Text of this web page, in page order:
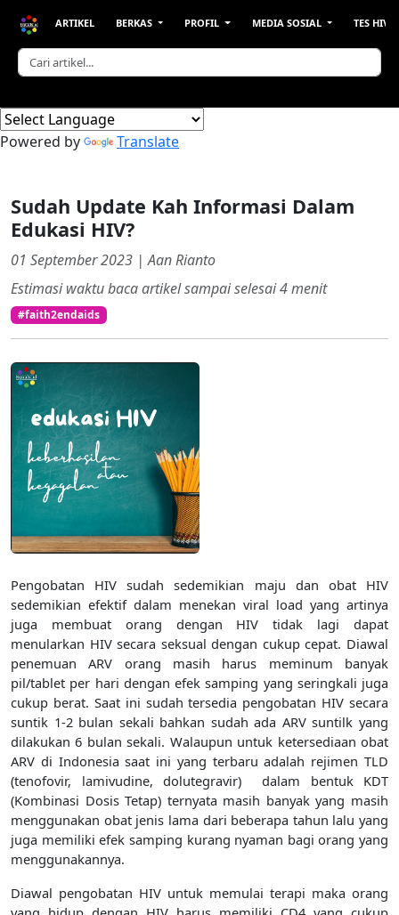
ARTIKEL BERKAS PROFIL MEDIA SOSIAL TES HIV
Powered by Translate
Sudah Update Kah Informasi Dalam
Edukasi HIV?
01 September 2023 | Aan Rianto
Estimasi waktu baca artikel sampai selesai4menit
#faith2endaids
Pengobatan HIV sudah sedemikian maju dan obat HIV
sedemikian efektif dalam menekan viral load yang artinya
juga membuat orang dengan HIV tidak lagi dapat
menularkan HIV secara seksual dengan cukup cepat. Diawal
penemuan ARV orang masih harus meminum banyak
pil/tablet per hari dengan efek samping yang seringkali juga
cukup berat. Saat ini sudah tersedia pengobatan HIV secara
suntik 1-2 bulan sekali bahkan sudah ada ARV suntilk yang
dilakukan 6 bulan sekali. Walaupun untuk ketersediaan obat
ARV di Indonesia saat ini yang terbaru adalah rejimen TLD
(tenofovir, lamivudine, dolutegravir) dalam bentuk KDT
(Kombinasi Dosis Tetap) ternyata masih banyak yang masih
menggunakan obat jenis lama dari beberapa tahun lalu yang
juga memiliki efek samping kurang nyaman bagi orang yang
menggunakannya.
Diawal pengobatan HIV untuk memulai terapi maka orang